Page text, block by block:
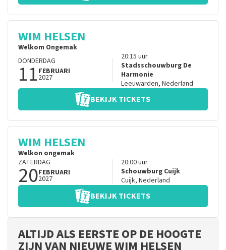
WIM HELSEN
Welkom Ongemak
DONDERDAG
11 FEBRUARI
2027
20:15 uur
Stadsschouwburg De
Harmonie
Leeuwarden, Nederland
BEKIJK TICKETS
WIM HELSEN
Welkon ongemak
ZATERDAG
20FEBRUARI
2027
20:00uur
Schouwburg Cuijk
Cuijk, Nederland
BEKIJK TICKETS
ALTIJD ALS EERSTE OP DE HOOGTE
ZIJN VAN NIEUWE WIM HELSEN